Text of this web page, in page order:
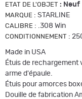
ETAT DE L'OBJET : Neuf
MARQUE : STARLINE
CALIBRE : .308 Win
CONDITIONNEMENT :
Made in USA
Étuis de rechargement
arme d'épaule.
Étuis pour amorces
Douille de fabrication